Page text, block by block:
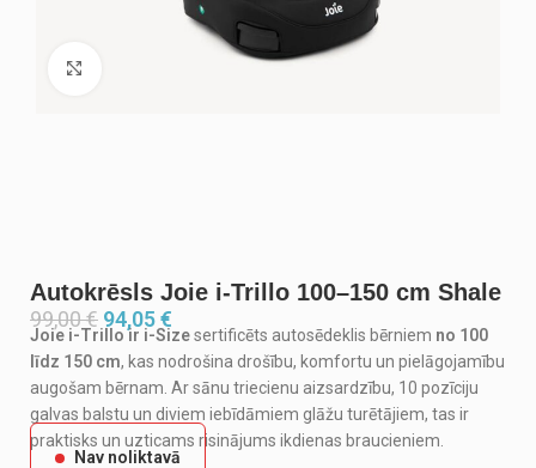
Noklikšķiniet, lai palielinātu
Autokrēsls Joie i-Trillo 100–150 cm Shale
99,00€ 94,05€
Joie i-Trillo ir i-Sizesertificēts autosēdeklis bērniem no 100
līdz 150 cm, kas nodrošina drošību, komfortu un pielāgojamību
augošam bērnam. Ar sānu triecienu aizsardzību, 10 pozīciju
galvas balstu un diviem iebīdāmiem glāžu turētājiem, tas ir
praktisks un uzticams risinājums ikdienas braucieniem.
Nav noliktavā